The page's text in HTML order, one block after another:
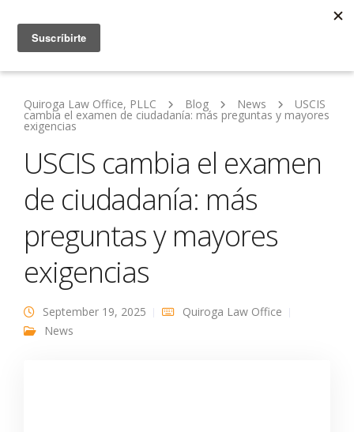
Quiroga Law Office, PLLC Blog News USCIS
cambia el examen de ciudadanía: más preguntas y mayores
exigencias
USCIS cambia el examen
de ciudadanía: más
preguntas y mayores
exigencias
September 19, 2025
Quiroga Law Office
News